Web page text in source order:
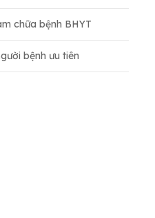
chữa bệnh BHYT
bệnh ưu tiên